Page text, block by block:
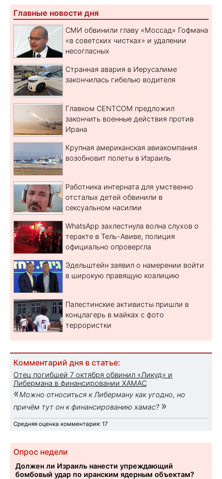
Главные новости дня
СМИ обвинили главу «Моссад» Гофмана
«в советских чистках» и удалении
несогласных
Странная авария в Иерусалиме
закончилась гибелью водителя
Главком CENTCOM предложил
закончить военные действия против
Ирана
Крупная американская авиакомпания
возобновит полеты в Израиль
Работника интерната для умственно
отсталых детей обвинили в
сексуальном насилии
WhatsApp захлестнула волна слухов о
теракте в Тель-Авиве, полиция
официально опровергла
Эдельштейн заявил о намерении войти
в широкую правящую коалицию
Палестинские активисты пришли в
концлагерь в майках с фото
террористки
Комментарий дня в статье:
Отец погибшей 7 октября обвинил «Ликуд» и
Либермана в финансировании ХАМАС
«Можно относиться к Либерману как угодно, но
причём тут он к финансированию хамас? »
Средняя оценка комментария: 17
Опрос недели
Должен ли Израиль нанести упреждающий
бомбовый удар по иранским ядерным объектам?